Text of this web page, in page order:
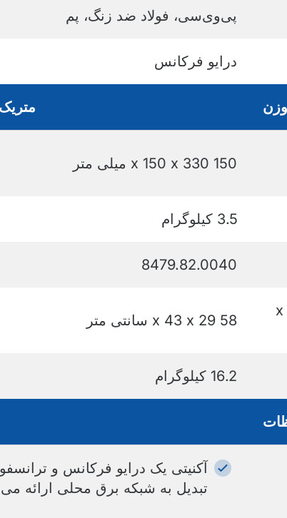
پی‌وی‌سی، فولاد ضد زنگ، پم
درایو فرکانس
وزن متریک
150 x 150 x 330 میلی متر
3.5 کیلوگرام
8479.82.0040
ابعاد برای ارسال . (عرض) x
58 x 43 x 29 سانتی متر
16.2 کیلوگرام
آکنیتی یک درایو فرکانس و
تبدیل به شبکه برق محلی ارائه